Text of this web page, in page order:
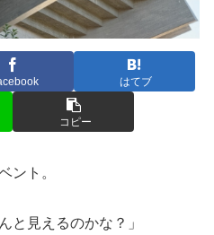
はてブ
コピー
ント。
と見えるのかな？」